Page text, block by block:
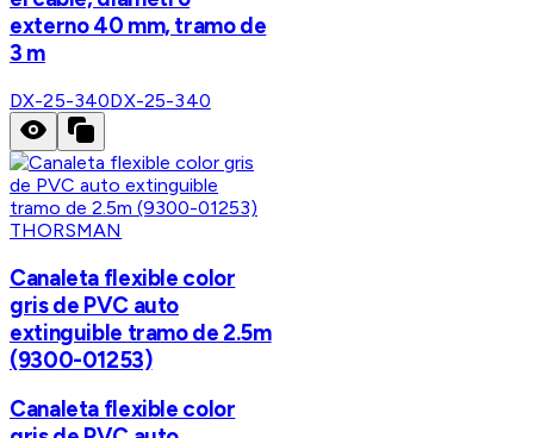
externo 40 mm, tramo de
3 m
DX-25-340DX-25-340
THORSMAN
Canaleta flexible color
gris de PVC auto
extinguible tramo de 2.5m
(9300-01253)
Canaleta flexible color